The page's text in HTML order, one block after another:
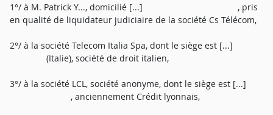
1°/ à M. Patrick Y..., domicilié [...] , pris
en qualité de liquidateur judiciaire de la société Cs Télécom,
2°/ à la société Telecom Italia Spa, dont le siège est [...]
(Italie), société de droit italien,
3°/ à la société LCL, société anonyme, dont le siège est [...]
, anciennement Crédit lyonnais,